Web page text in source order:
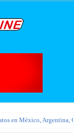
en México, Argentina,